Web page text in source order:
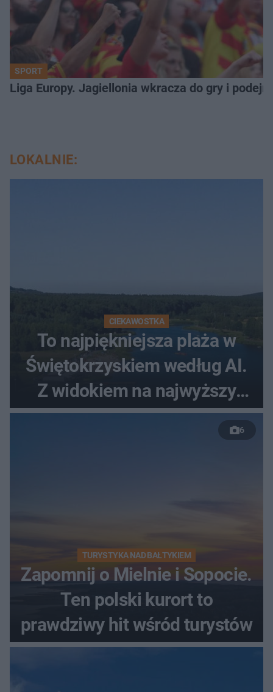
SPORT
Liga Europy. Jagiellonia wkracza do gry i
LOKALNIE:
CIEKAWOSTKA
To najpiękniejsza plaża w
Świętokrzyskiem według AI.
Z widokiem na najwyższy
szczyt Gór Świętokrzyskich
6
TURYSTYKA NAD BAŁTYKIEM
Zapomnij o Mielnie i Sopocie.
Ten polski kurort to
prawdziwy hit wśród turystów